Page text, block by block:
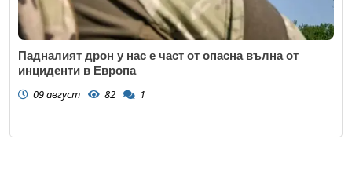
Падналият дрон у нас е част от опасна вълна от
инциденти в Европа
09 август 82 1